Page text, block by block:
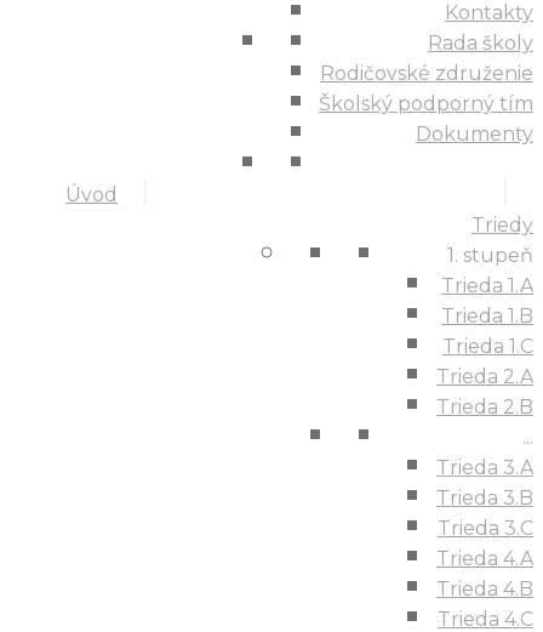
Úvod
Kontakty
Rada školy
Rodičovské združenie
Školský podporný tím
Dokumenty
Triedy
1. stupeň
Trieda 1.A
Trieda 1.B
Trieda 1.C
Trieda 2.A
Trieda 2.B
...
Trieda 3.A
Trieda 3.B
Trieda 3.C
Trieda 4.A
Trieda 4.B
Trieda 4.C